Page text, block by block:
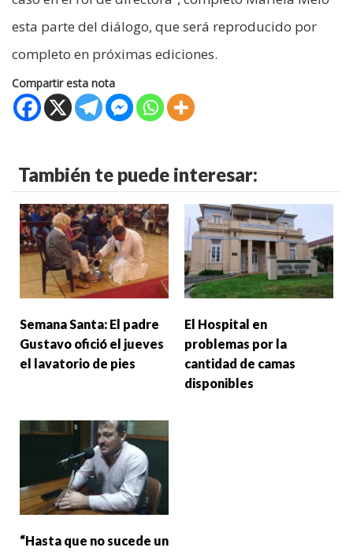
esta parte del diálogo, que será reproducido por
completo en próximas ediciones.
Compartir esta nota
También te puede interesar:
Semana Santa: El padre
Gustavo ofició el jueves
el lavatorio de pies
El Hospital en
problemas por la
cantidad de camas
disponibles
“Hasta que no sucede un